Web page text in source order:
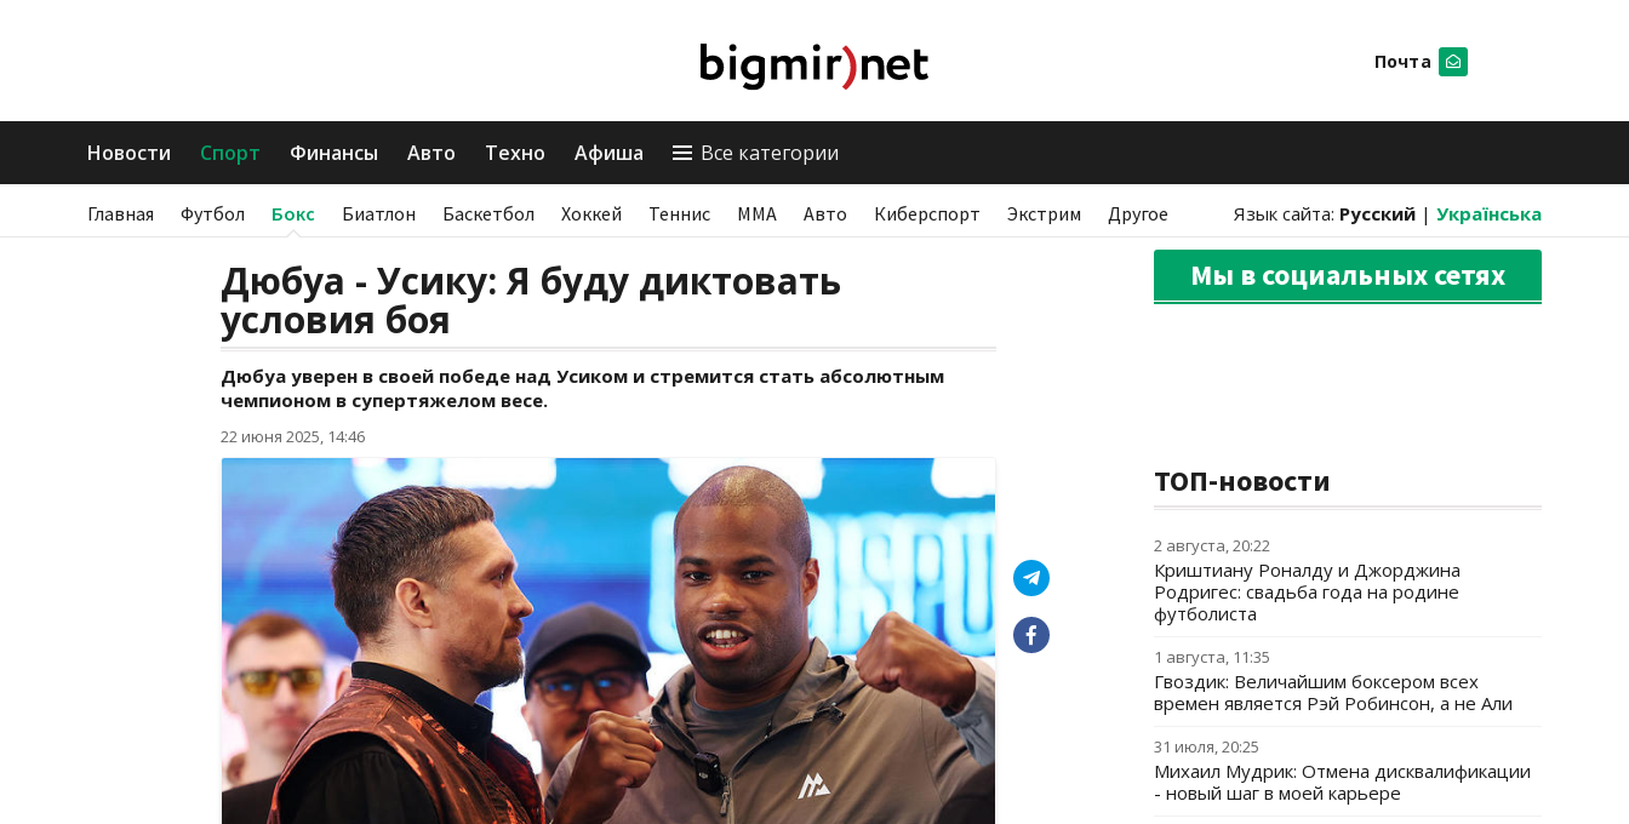
Почта
Новости Спорт Финансы Авто Техно Афиша Все категории
Главная Футбол Бокс Биатлон Баскетбол Хоккей Теннис ММА Авто Киберспорт Экстрим Другое Язык сайта: Русский | Українська
Дюбуа - Усику: Я буду диктовать
условия боя
Дюбуа уверен в своей победе над Усиком и стремится стать абсолютным
чемпионом в супертяжелом весе.
22 июня 2025, 14:46
Мы в социальных сетях
ТОП-новости
2 августа, 20:22
Криштиану Роналду и Джорджина
Родригес: свадьба года на родине
футболиста
1 августа, 11:35
Гвоздик: Величайшим боксером всех
времен является Рэй Робинсон, а не Али
31 июля, 20:25
Михаил Мудрик: Отмена дисквалификации
- новый шаг в моей карьере